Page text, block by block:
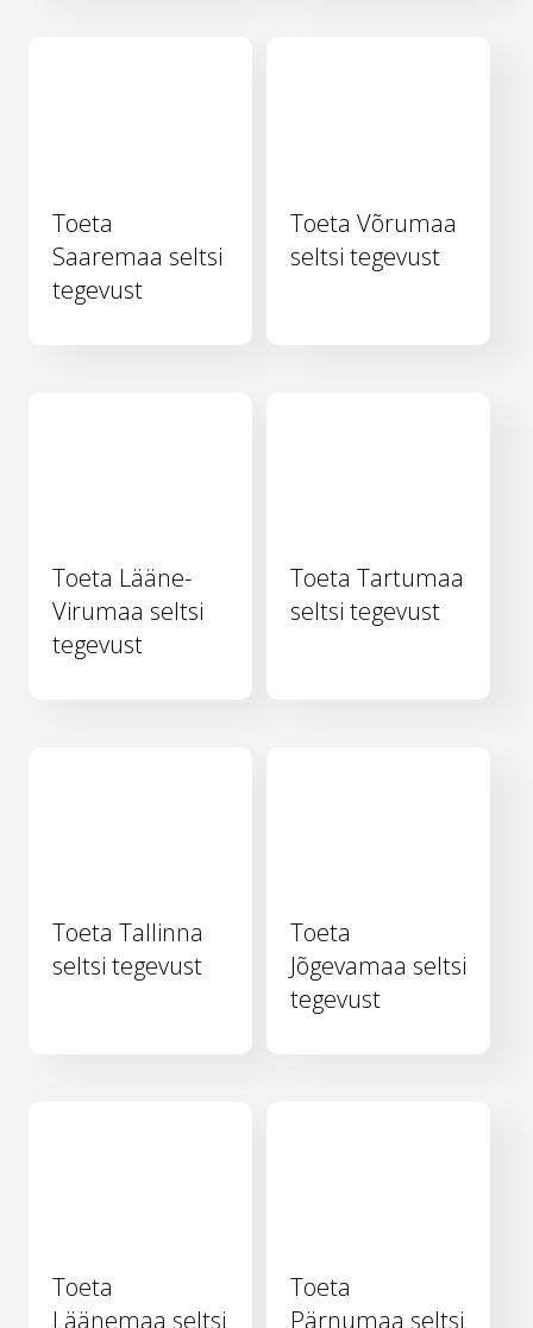
Toeta
Saaremaa seltsi
tegevust
Toeta Võrumaa
seltsi tegevust
Toeta Lääne-
Virumaa seltsi
tegevust
Toeta Tartumaa
seltsi tegevust
Toeta Tallinna
seltsi tegevust
Toeta
Jõgevamaa seltsi
tegevust
Toeta
Läänemaa seltsi
Toeta
Pärnumaa seltsi